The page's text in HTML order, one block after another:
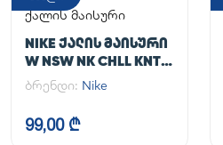
ქალის მაისური
NIKE ᲥᲐᲚᲘᲡ ᲛᲐᲘᲡᲣᲠᲘ
W NSW NK CHLL KNT
MD CRP
ბრენდი: Nike
99,00 ₾